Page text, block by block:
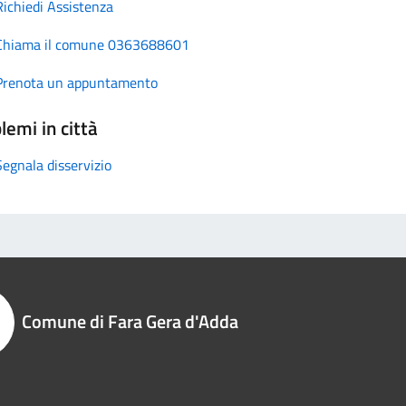
Assistenza
il comune 0363688601
un appuntamento
in città
disservizio
Comune di Fara Gera d'Adda